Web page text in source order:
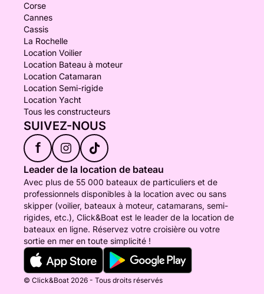
Corse
Cannes
Cassis
La Rochelle
Location Voilier
Location Bateau à moteur
Location Catamaran
Location Semi-rigide
Location Yacht
Tous les constructeurs
SUIVEZ-NOUS
f
Leader de la location de bateau
Avec plus de 55 000 bateaux de particuliers et de
professionnels disponibles à la location avec ou sans
skipper (voilier, bateaux à moteur, catamarans, semi-
rigides, etc.), Click&Boat est le leader de la location de
bateaux en ligne. Réservez votre croisière ou votre
sortie en mer en toute simplicité !
© Click&Boat 2026 - Tous droits réservés